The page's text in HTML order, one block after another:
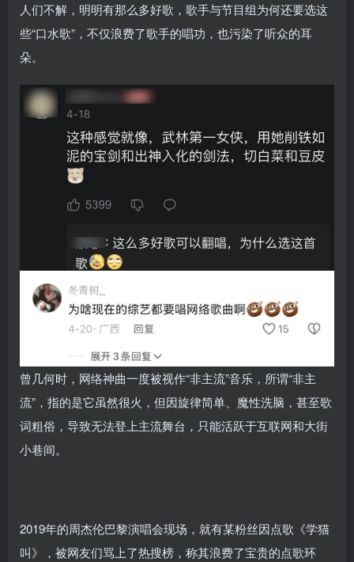
人们不解，明明有那么多好歌，歌手与节目组为何还要选这
些“口水歌”，不仅浪费了歌手的唱功，也污染了听众的耳
朵。
曾几何时，网络神曲一度被视作“非主流”音乐，所谓“非主
流”，指的是它虽然很火，但因旋律简单、魔性洗脑，甚至歌
词粗俗，导致无法登上主流舞台，只能活跃于互联网和大街
小巷间。
2019年的周杰伦巴黎演唱会现场，就有某粉丝因点歌《学猫
叫》，被网友们骂上了热搜榜，称其浪费了宝贵的点歌环